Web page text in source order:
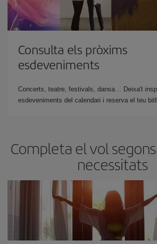
Consulta els pròxims
esdeveniments
Concerts, teatre, festivals, dansa… Deixa't
esdeveniments del calendari i reserva el teu
Completa el vol
necessitats